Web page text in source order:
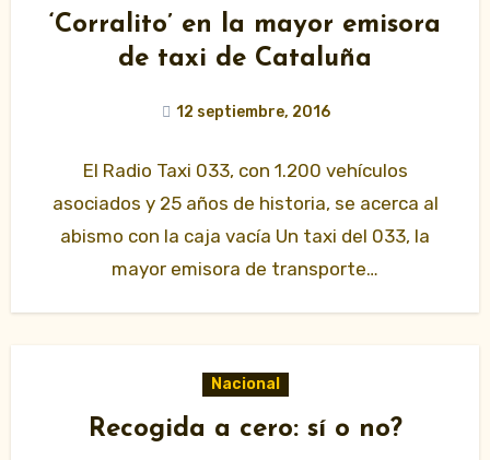
‘Corralito’ en la mayor emisora
de taxi de Cataluña
12 septiembre, 2016
El Radio Taxi 033, con 1.200 vehículos
asociados y 25 años de historia, se acerca al
abismo con la caja vacía Un taxi del 033, la
mayor emisora de transporte…
Nacional
Recogida a cero: sí o no?